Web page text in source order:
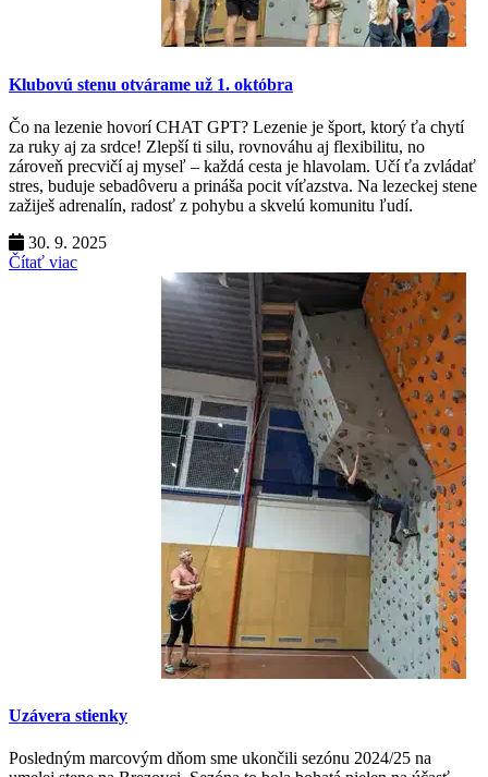
Klubovú stenu otvárame už 1. októbra
Čo na lezenie hovorí CHAT GPT? Lezenie je šport, ktorý ťa chytí
za ruky aj za srdce! Zlepší ti silu, rovnováhu aj flexibilitu, no
zároveň precvičí aj myseľ – každá cesta je hlavolam. Učí ťa zvládať
stres, buduje sebadôveru a prináša pocit víťazstva. Na lezeckej stene
zažiješ adrenalín, radosť z pohybu a skvelú komunitu ľudí.
30. 9. 2025
Čítať viac
Uzávera stienky
Posledným marcovým dňom sme ukončili sezónu 2024/25 na